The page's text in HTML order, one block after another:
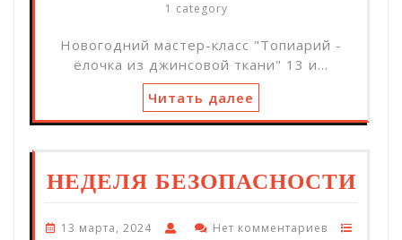
1 category
Новогодний мастер-класс "Топиарий -
ёлочка из джинсовой ткани" 13 и…
Читать далее
НЕДЕЛЯ БЕЗОПАСНОСТИ
13 марта, 2024
Нет комментариев